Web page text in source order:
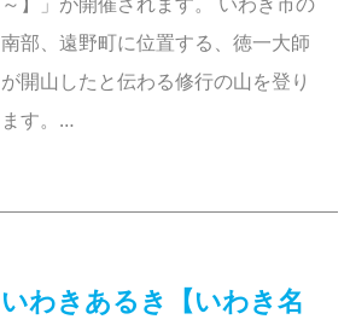
南部、遠野町に位置する、徳一大師
が開山したと伝わる修行の山を登り
ます。…
いわきあるき【いわき名